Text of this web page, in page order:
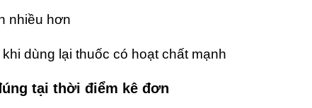
nhiều hơn
dùng lại thuốc có hoạt chất mạnh
tại thời điểm kê đơn